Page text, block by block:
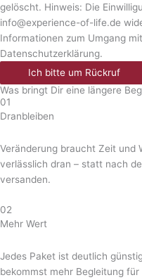
gelöscht. Hinweis: Die
info@experience-of-life.de
Informationen zum Umgang
Datenschutzerklärung.
Ich bitte um Rückruf
Was bringt Dir eine längere
01
Dranbleiben
Veränderung braucht Zeit und
verlässlich dran – statt nach
versanden.
02
Mehr Wert
Jedes Paket ist deutlich
bekommst mehr Begleitung